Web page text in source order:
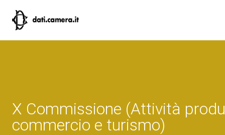
X Commissione (Attività
commercio e turismo)